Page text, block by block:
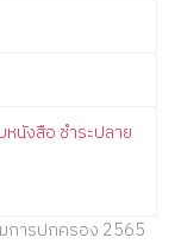
หนังสือ ชำระปลาย
การปกครอง 2565